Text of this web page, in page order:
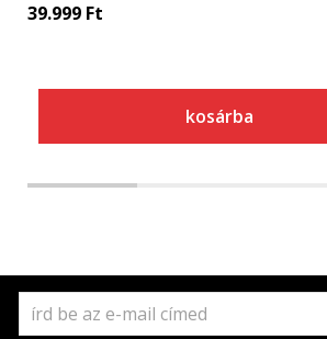
39.999 Ft
kosárba